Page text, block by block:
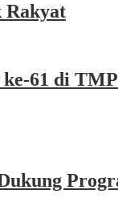
Rakyat
61 di